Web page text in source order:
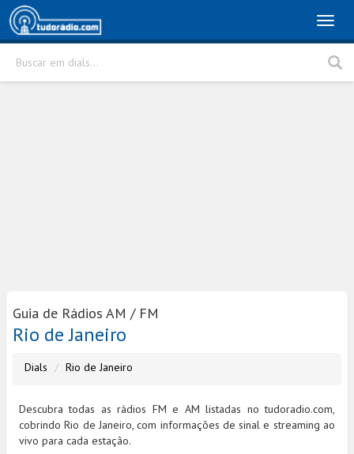
Buscar em dials...
Guia de Rádios AM / FM
Rio de Janeiro
Dials Rio de Janeiro
Descubra todas as rádios FM e AM listadas no tudoradio.com,
cobrindo Rio de Janeiro, com informações de sinal e streaming ao
vivo para cada estação.